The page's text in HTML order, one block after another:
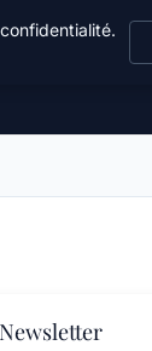
Newsletter